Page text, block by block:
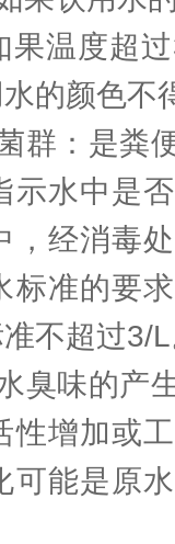
果温度超
的颜色不
：是粪
示水中是
，经消毒
标准的要
不超过3/
味的产生
性增加或
可能是原